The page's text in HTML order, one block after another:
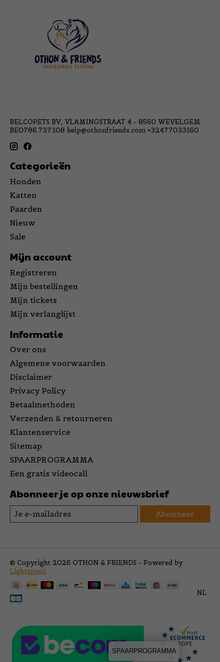
BELCOPETS BV, VLAMINGSTRAAT 4 - 8560 WEVELGEM
BE0786.737.108 help@othonfriends.com +32477033160
Categorieën
Honden
Katten
Paarden
Nieuw
Sale
Mijn account
Registreren
Mijn bestellingen
Mijn tickets
Mijn verlanglijst
Informatie
Over ons
Algemene voorwaarden
Disclaimer
Privacy Policy
Betaalmethoden
Verzenden & retourneren
Klantenservice
Sitemap
SPAARPROGRAMMA
Een gratis videocall
Abonneer je op onze nieuwsbrief
Abonneer
© Copyright 2026 OTHON & FRIENDS - Powered by
Lightspeed
NL
SPAARPROGRAMMA